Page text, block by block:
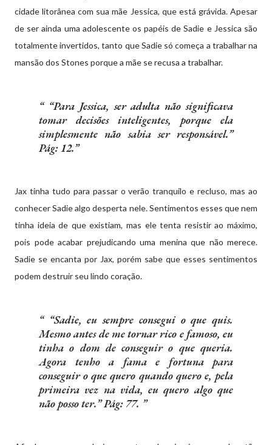
cidade litorânea com sua mãe Jessica, que está grávida. Apesar
de ser ainda uma adolescente os papéis de Sadie e Jessica são
totalmente invertidos, tanto que Sadie só começa a trabalhar na
mansão dos Stones porque a mãe se recusa a trabalhar.
“Para Jessica, ser adulta não significava
tomar decisões inteligentes, porque ela
simplesmente não sabia ser responsável.”
Pág: 12.
Jax tinha tudo para passar o verão tranquilo e recluso, mas ao
conhecer Sadie algo desperta nele. Sentimentos esses que nem
tinha ideia de que existiam, mas ele tenta resistir ao máximo,
pois pode acabar prejudicando uma menina que não merece.
Sadie se encanta por Jax, porém sabe que esses sentimentos
podem destruir seu lindo coração.
“Sadie, eu sempre consegui o que quis.
Mesmo antes de me tornar rico e famoso, eu
tinha o dom de conseguir o que queria.
Agora tenho a fama e fortuna para
conseguir o que quero quando quero e, pela
primeira vez na vida, eu quero algo que
não posso ter.” Pág: 77.